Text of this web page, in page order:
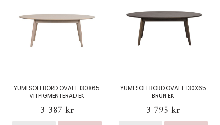
YUMI SOFFBORD OVALT 130X65
VITPIGMENTERAD EK
3 387 kr
YUMI SOFFBORD OVALT 130X65
BRUN EK
3 795 kr